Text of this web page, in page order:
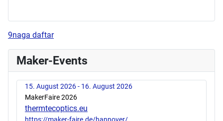
9naga daftar
Maker-Events
15. August 2026 - 16. August 2026
MakerFaire 2026
thermtecoptics.eu